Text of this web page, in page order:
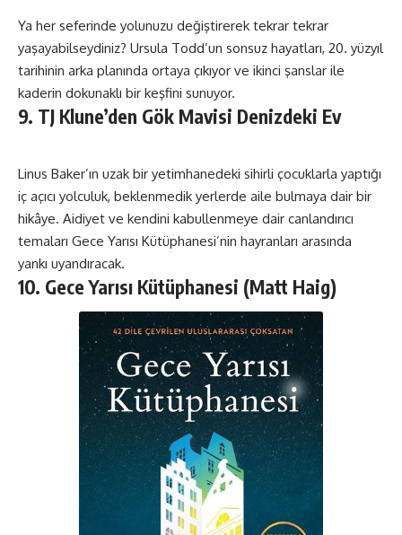
Ya her seferinde yolunuzu değiştirerek tekrar tekrar
yaşayabilseydiniz? Ursula Todd’un sonsuz hayatları, 20. yüzyıl
tarihinin arka planında ortaya çıkıyor ve ikinci şanslar ile
kaderin dokunaklı bir keşfini sunuyor.
9. TJ Klune’den Gök Mavisi Denizdeki Ev
Linus Baker’ın uzak bir yetimhanedeki sihirli çocuklarla yaptığı
iç açıcı yolculuk, beklenmedik yerlerde aile bulmaya dair bir
hikâye. Aidiyet ve kendini kabullenmeye dair canlandırıcı
temaları Gece Yarısı Kütüphanesi’nin hayranları arasında
yankı uyandıracak.
10. Gece Yarısı Kütüphanesi (Matt Haig)